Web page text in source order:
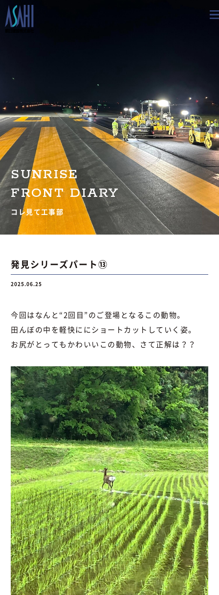
会社情報
採用情報
お知らせ
BLOG
お問い合わせ
お問い合わせ
SUNRISE
FRONT DIARY
コレ見て工事部
発見シリーズパート⑬
2025.06.25
今回はなんと“2回目”のご登場となるこの動物。
田んぼの中を軽快ににショートカットしていく姿。
お尻がとってもかわいいこの動物、さて正解は？？